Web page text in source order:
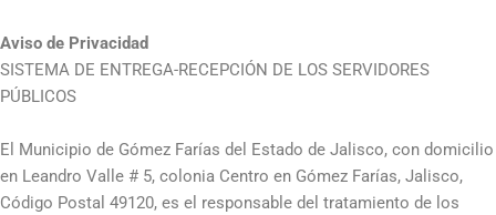
Aviso de Privacidad
SISTEMA DE ENTREGA-RECEPCIÓN DE LOS SERVIDORES
PÚBLICOS
El Municipio de Gómez Farías del Estado de Jalisco, con domicilio
en Leandro Valle # 5, colonia Centro en Gómez Farías, Jalisco,
Código Postal 49120, es el responsable del tratamiento de los